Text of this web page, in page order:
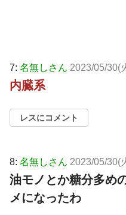
7: 名無しさん 2023/05/30(
内臓系
レスにコメント
8: 名無しさん 2023/05/30(
油モノとか糖分多め
メになったわ